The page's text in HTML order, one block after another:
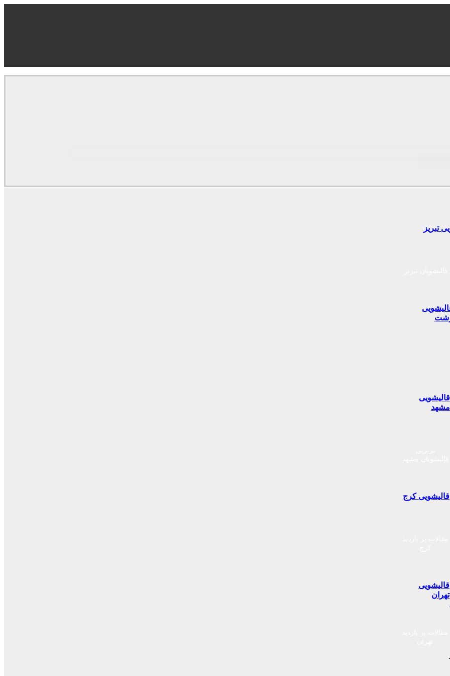
تبریز
قالیشویی
مشهد
قالیشویی کرج
قالیشویی
تهران